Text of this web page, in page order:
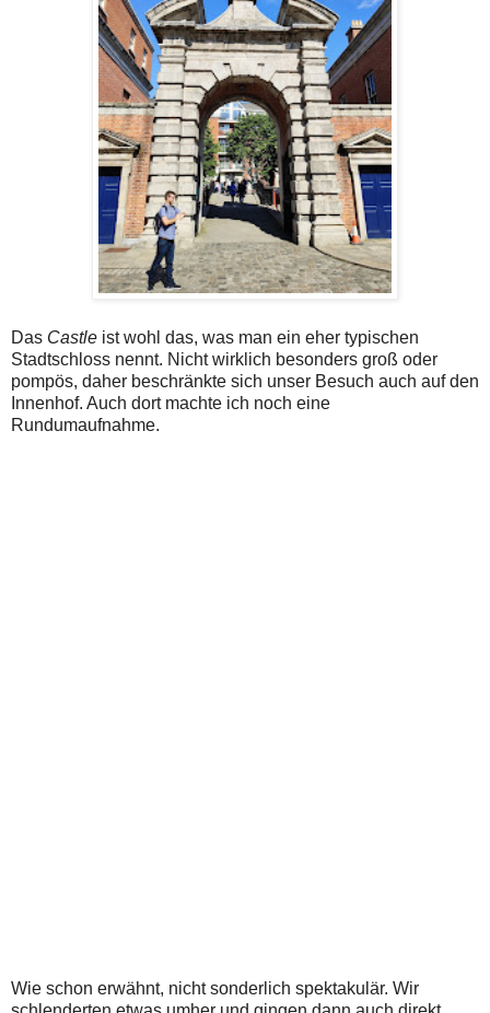
Das Castle ist wohl das, was man ein eher typischen
Stadtschloss nennt. Nicht wirklich besonders groß oder
pompös, daher beschränkte sich unser Besuch auch auf den
Innenhof. Auch dort machte ich noch eine
Rundumaufnahme.
Wie schon erwähnt, nicht sonderlich spektakulär. Wir